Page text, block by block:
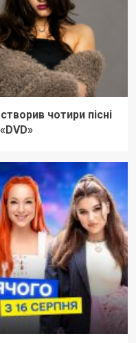
чотири пісні